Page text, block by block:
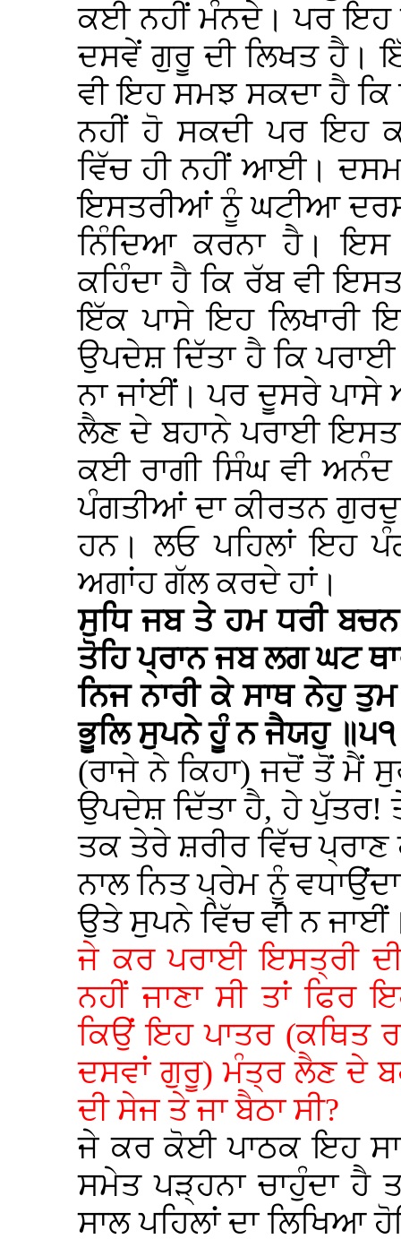
ਕਈ ਨਹੀਂ ਮੰਨਦੇ। ਪਰ ਇਹ
ਦਸਵੇਂ ਗੁਰੂ ਦੀ ਲਿਖਤ ਹੈ।
ਵੀ ਇਹ ਸਮਝ ਸਕਦਾ ਹੈ
ਨਹੀਂ ਹੋ ਸਕਦੀ ਪਰ ਇਹ
ਵਿੱਚ ਹੀ ਨਹੀਂ ਆਈ।
ਇਸਤਰੀਆਂ ਨੂੰ ਘਟੀਆ
ਨਿੰਦਿਆ ਕਰਨਾ ਹੈ। ਇਸ
ਕਹਿੰਦਾ ਹੈ ਕਿ ਰੱਬ ਵੀ
ਇੱਕ ਪਾਸੇ ਇਹ ਲਿਖਾਰੀ
ਉਪਦੇਸ਼ ਦਿੱਤਾ ਹੈ ਕਿ
ਨਾ ਜਾਂਈਂ। ਪਰ ਦੂਸਰੇ
ਲੈਣ ਦੇ ਬਹਾਨੇ ਪਰਾਈ
ਕਈ ਰਾਗੀ ਸਿੰਘ ਵੀ
ਪੰਗਤੀਆਂ ਦਾ ਕੀਰਤਨ
ਹਨ। ਲਓ ਪਹਿਲਾਂ ਇਹ
ਅਗਾਂਹ ਗੱਲ ਕਰਦੇ ਹਾਂ।
ਸੁਧਿ ਜਬ ਤੇ ਹਮ ਧਰੀ
ਤੋਹਿ ਪ੍ਰਾਨ ਜਬ ਲਗ ਘਟ
ਨਿਜ ਨਾਰੀ ਕੇ ਸਾਥ ਨੇਹੁ
ਭੂਲਿ ਸੁਪਨੇ ਹੂੰ ਨ ਜੈਯਹੁ
(ਰਾਜੇ ਨੇ ਕਿਹਾ) ਜਦੋਂ ਤੋਂ ਮੈਂ
ਉਪਦੇਸ਼ ਦਿੱਤਾ ਹੈ, ਹੇ ਪੁੱਤਰ!
ਤਕ ਤੇਰੇ ਸ਼ਰੀਰ ਵਿੱਚ
ਨਾਲ ਨਿਤ ਪ੍ਰੇਮ ਨੂੰ
ਉਤੇ ਸੁਪਨੇ ਵਿੱਚ ਵੀ ਨ
ਜੇ ਕਰ ਪਰਾਈ ਇਸਤ੍ਰੀ
ਨਹੀਂ ਜਾਣਾ ਸੀ ਤਾਂ ਫਿਰ
ਕਿਉਂ ਇਹ ਪਾਤਰ (ਕਥਿਤ
ਦਸਵਾਂ ਗੁਰੂ) ਮੰਤ੍ਰ ਲੈਣ ਦੇ
ਦੀ ਸੇਜ ਤੇ ਜਾ ਬੈਠਾ ਸੀ?
ਜੇ ਕਰ ਕੋਈ ਪਾਠਕ ਇਹ
ਸਮੇਤ ਪੜ੍ਹਨਾ ਚਾਹੁੰਦਾ ਹੈ
ਸਾਲ ਪਹਿਲਾਂ ਦਾ